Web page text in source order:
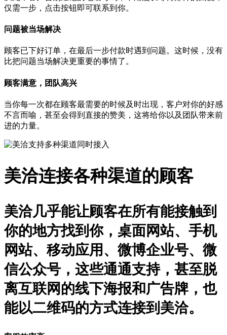
仅需一步，点击按钮即可联系到你。
问题被当场解决
顾客已下好订单，在最后一步付款时遇到问题。这时候，没有
比把问题当场解决更重要的事情了。
顾客满意，团队高兴
当你每一次都在顾客最需要的时候及时出现，客户对你的好感
不言而喻，甚至会得到直接的赞美，这将给你以及团队带来前
进的力量。
美洽连接各种渠道的顾客
美洽几乎能让顾客在所有能接触到
你的地方找到你，桌面网站、手机
网站、移动应用、微博企业号、微
信公众号，这些通通支持，甚至脱
离互联网的线下海报和广告牌，也
能以二维码的方式连接到美洽。